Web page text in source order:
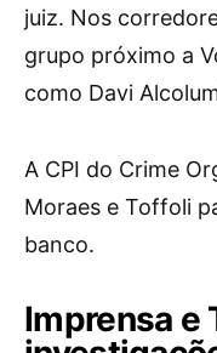
juiz. Nos
grupo próximo a
como Davi
A CPI do Crime
Moraes e Toffoli
banco.
Imprensa e